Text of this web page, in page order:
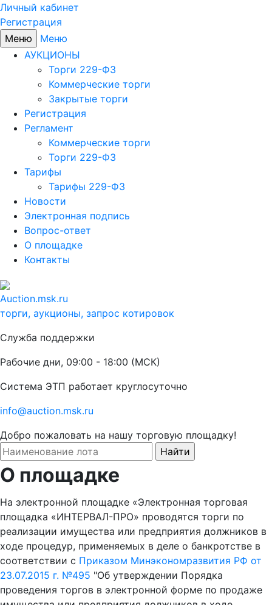
Личный кабинет
Регистрация
Меню
Меню
АУКЦИОНЫ
Торги 229-ФЗ
Коммерческие торги
Закрытые торги
Регистрация
Регламент
Коммерческие торги
Торги 229-ФЗ
Тарифы
Тарифы 229-ФЗ
Новости
Электронная подпись
Вопрос-ответ
О площадке
Контакты
Auction.msk.ru
торги, аукционы, запрос котировок
Служба поддержки
Рабочие дни, 09:00 - 18:00 (МСК)
Система ЭТП работает круглосуточно
info@auction.msk.ru
Добро пожаловать на нашу торговую площадку!
О площадке
На электронной площадке «Электронная торговая
площадка «ИНТЕРВАЛ-ПРО» проводятся торги по
реализации имущества или предприятия должников в
ходе процедур, применяемых в деле о банкротстве в
соответствии с Приказом Минэкономразвития РФ от
23.07.2015 г. №495 "Об утверждении Порядка
проведения торгов в электронной форме по продаже